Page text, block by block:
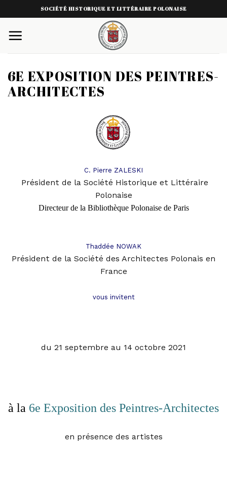
to
content
SOCIÉTÉ HISTORIQUE ET LITTÉRAIRE POLONAISE
6E EXPOSITION DES PEINTRES-
ARCHITECTES
C. Pierre ZALESKI
Président de la Société Historique et Littéraire
Polonaise
Directeur de la Bibliothèque Polonaise de Paris
Thaddée NOWAK
Président de la Société des Architectes Polonais en
France
vous invitent
du 21 septembre au 14 octobre 2021
à la 6e Exposition des Peintres-Architectes
en présence des artistes